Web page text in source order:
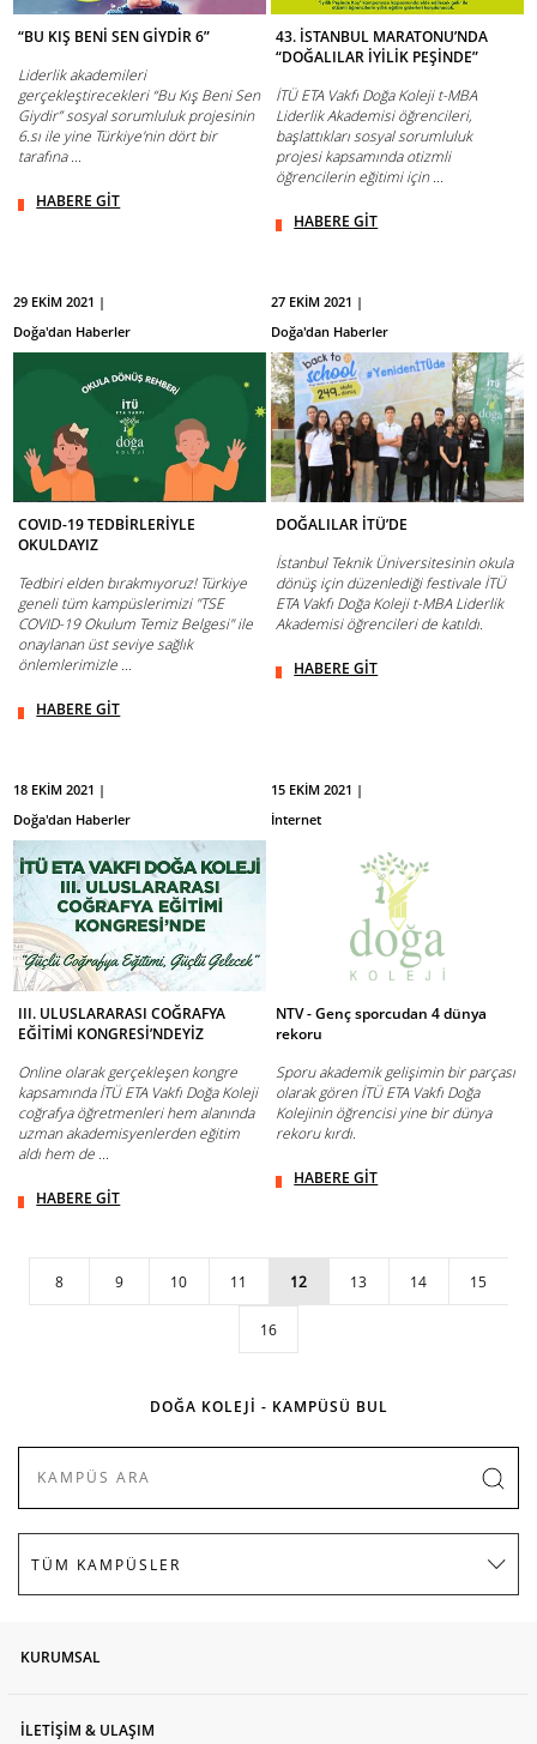
“BU KIŞ BENİ SEN GİYDİR 6”
Liderlik akademileri
gerçekleştirecekleri “Bu Kış Beni Sen
Giydir” sosyal sorumluluk projesinin
6.sı ile yine Türkiye'nin dört bir
tarafına ...
HABERE GİT
43. İSTANBUL MARATONU’NDA
“DOĞALILAR İYİLİK PEŞİNDE”
İTÜ ETA Vakfı Doğa Koleji t-MBA
Liderlik Akademisi öğrencileri,
başlattıkları sosyal sorumluluk
projesi kapsamında otizmli
öğrencilerin eğitimi için ...
HABERE GİT
29 EKİM 2021 |
Doğa'dan Haberler
COVID-19 TEDBİRLERİYLE
OKULDAYIZ
Tedbiri elden bırakmıyoruz! Türkiye
geneli tüm kampüslerimizi "TSE
COVID-19 Okulum Temiz Belgesi" ile
onaylanan üst seviye sağlık
önlemlerimizle ...
HABERE GİT
27 EKİM 2021 |
Doğa'dan Haberler
DOĞALILAR İTÜ’DE
İstanbul Teknik Üniversitesinin okula
dönüş için düzenlediği festivale İTÜ
ETA Vakfı Doğa Koleji t-MBA Liderlik
Akademisi öğrencileri de katıldı.
HABERE GİT
18 EKİM 2021 |
Doğa'dan Haberler
III. ULUSLARARASI COĞRAFYA
EĞİTİMİ KONGRESİ’NDEYİZ
Online olarak gerçekleşen kongre
kapsamında İTÜ ETA Vakfı Doğa Koleji
coğrafya öğretmenleri hem alanında
uzman akademisyenlerden eğitim
aldı hem de ...
HABERE GİT
15 EKİM 2021 |
İnternet
NTV - Genç sporcudan 4 dünya
rekoru
Sporu akademik gelişimin bir parçası
olarak gören İTÜ ETA Vakfı Doğa
Kolejinin öğrencisi yine bir dünya
rekoru kırdı.
HABERE GİT
8 9 10 11 12 13 14 15
16
DOĞA KOLEJİ - KAMPÜSÜ BUL
KURUMSAL
İLETİŞİM & ULAŞIM